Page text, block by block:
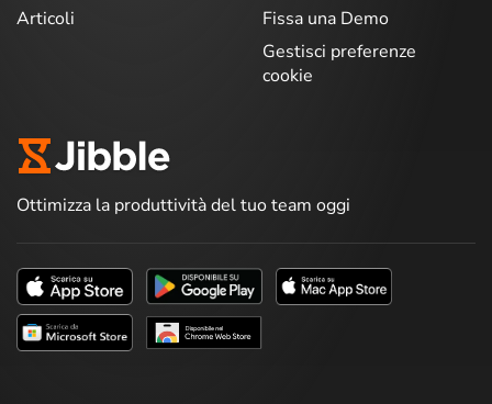
Articoli
Fissa una Demo
Gestisci preferenze
cookie
Ottimizza la produttività del tuo team oggi